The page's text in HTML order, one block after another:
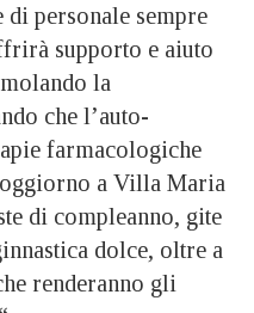
di personale sempre
supporto e aiuto
la
che l’auto-
farmacologiche
a Villa Maria
di compleanno, gite
dolce, oltre a
renderanno gli